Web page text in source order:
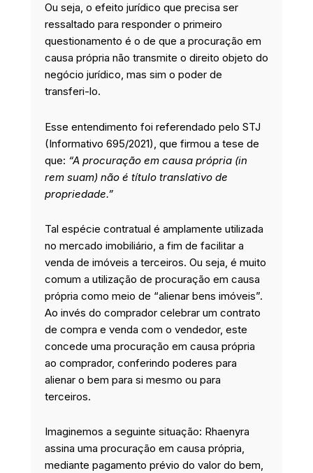
Ou seja, o efeito jurídico que precisa ser
ressaltado para responder o primeiro
questionamento é o de que a procuração em
causa própria não transmite o direito objeto do
negócio jurídico, mas sim o poder de
transferi-lo.
Esse entendimento foi referendado pelo STJ
(Informativo 695/2021), que firmou a tese de
que: “A procuração em causa própria (in
rem suam) não é título translativo de
propriedade.”
Tal espécie contratual é amplamente utilizada
no mercado imobiliário, a fim de facilitar a
venda de imóveis a terceiros. Ou seja, é muito
comum a utilização de procuração em causa
própria como meio de “alienar bens imóveis”.
Ao invés do comprador celebrar um contrato
de compra e venda com o vendedor, este
concede uma procuração em causa própria
ao comprador, conferindo poderes para
alienar o bem para si mesmo ou para
terceiros.
Imaginemos a seguinte situação: Rhaenyra
assina uma procuração em causa própria,
mediante pagamento prévio do valor do bem,